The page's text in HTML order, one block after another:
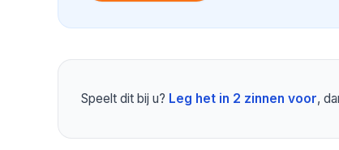
Speelt dit bij u? Leg het in 2 zinnen voor,